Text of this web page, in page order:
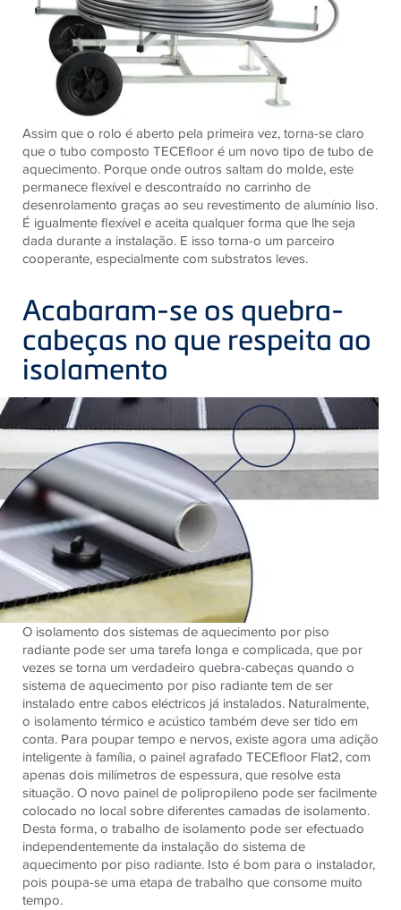
Assim que o rolo é aberto pela primeira vez, torna-se claro
que o tubo composto TECEfloor é um novo tipo de tubo de
aquecimento. Porque onde outros saltam do molde, este
permanece flexível e descontraído no carrinho de
desenrolamento graças ao seu revestimento de alumínio liso.
É igualmente flexível e aceita qualquer forma que lhe seja
dada durante a instalação. E isso torna-o um parceiro
cooperante, especialmente com substratos leves.
Acabaram-se os quebra-
cabeças no que respeita ao
isolamento
O isolamento dos sistemas de aquecimento por piso
radiante pode ser uma tarefa longa e complicada, que por
vezes se torna um verdadeiro quebra-cabeças quando o
sistema de aquecimento por piso radiante tem de ser
instalado entre cabos eléctricos já instalados. Naturalmente,
o isolamento térmico e acústico também deve ser tido em
conta. Para poupar tempo e nervos, existe agora uma adição
inteligente à família, o painel agrafado TECEfloor Flat2, com
apenas dois milímetros de espessura, que resolve esta
situação. O novo painel de polipropileno pode ser facilmente
colocado no local sobre diferentes camadas de isolamento.
Desta forma, o trabalho de isolamento pode ser efectuado
independentemente da instalação do sistema de
aquecimento por piso radiante. Isto é bom para o instalador,
pois poupa-se uma etapa de trabalho que consome muito
tempo.